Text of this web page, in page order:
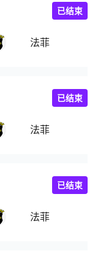
法菲
已结束
法菲
已结束
法菲
已结束